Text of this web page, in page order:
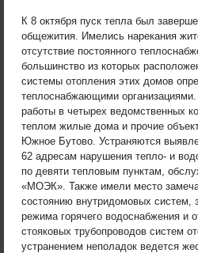
К 8 октября пуск тепла был
общежития. Имелись нарекания
отсутствие постоянного
большинство из которых
системы отопления этих домов
теплоснабжающими
работы в четырех ведомственных
теплом жилые дома и прочие
Южное Бутово. Устраняются
62 адресам нарушения тепло- и
по девяти тепловым пунктам,
«МОЭК». Также имели место
состоянию внутридомовых систем,
режима горячего водоснабжения и
стояковых трубопроводов систем
устранением неполадок ведется